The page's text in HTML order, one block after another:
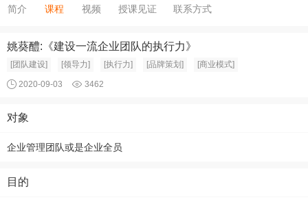
简介 课程 视频 授课见证 联系方式
姚葵醴:《建设一流企业团队的执行力》
[团队建设] [领导力] [执行力] [品牌策划] [商业模式]
2020-09-03 3462
对象
企业管理团队或是企业全员
目的